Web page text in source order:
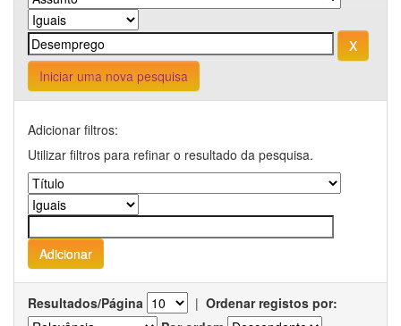
Iniciar uma nova pesquisa
Adicionar filtros:
Utilizar filtros para refinar o resultado da pesquisa.
Resultados/Página | Ordenar registos por: